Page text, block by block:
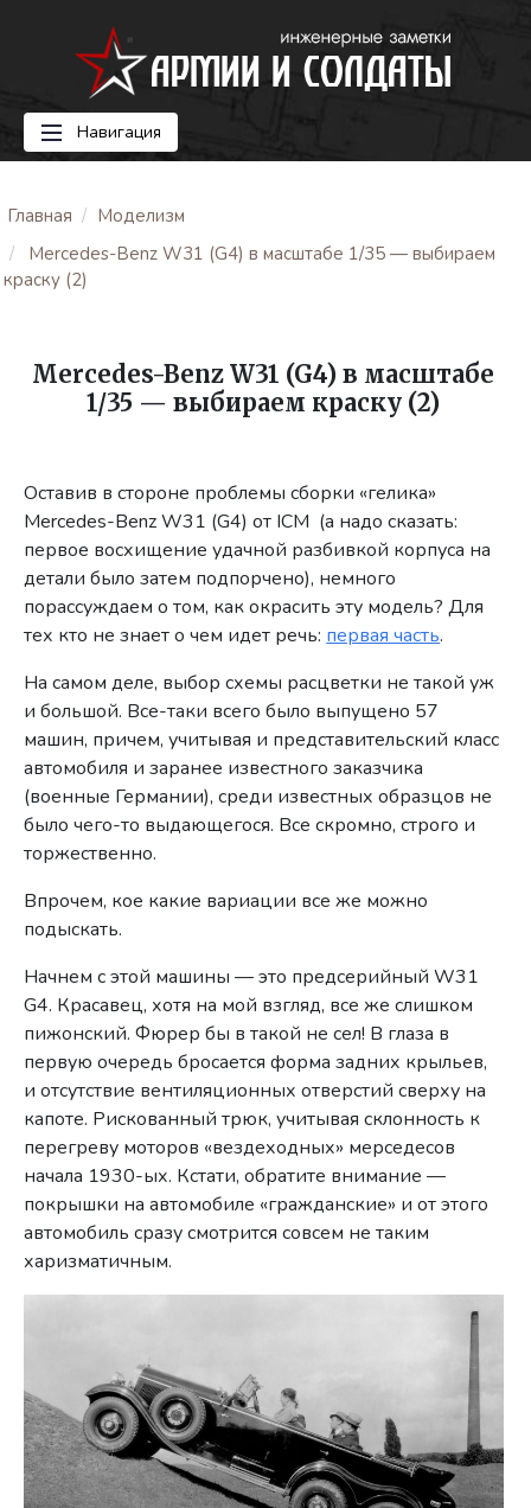
Навигация
Главная
Моделизм
Mercedes-Benz W31 (G4) в масштабе 1/35 — выбираем
краску (2)
Mercedes-Benz W31 (G4) в масштабе
1/35 — выбираем краску (2)
Оставив в стороне проблемы сборки «гелика»
Mercedes-Benz W31 (G4) от ICM (а надо сказать:
первое восхищение удачной разбивкой корпуса на
детали было затем подпорчено), немного
порассуждаем о том, как окрасить эту модель? Для
тех кто не знает о чем идет речь:первая часть.
На самом деле, выбор схемы расцветки не такой уж
и большой. Все-таки всего было выпущено 57
машин, причем, учитывая и представительский класс
автомобиля и заранее известного заказчика
(военные Германии), среди известных образцов не
было чего-то выдающегося. Все скромно, строго и
торжественно.
Впрочем, кое какие вариации все же можно
подыскать.
Начнем с этой машины — это предсерийный W31
G4. Красавец, хотя на мой взгляд, все же слишком
пижонский. Фюрер бы в такой не сел! В глаза в
первую очередь бросается форма задних крыльев,
и отсутствие вентиляционных отверстий сверху на
капоте. Рискованный трюк, учитывая склонность к
перегреву моторов «вездеходных» мерседесов
начала 1930-ых. Кстати, обратите внимание —
покрышки на автомобиле «гражданские» и от этого
автомобиль сразу смотрится совсем не таким
харизматичным.